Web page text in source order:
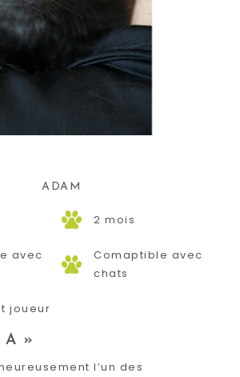
ADAM
2 mois
avec
Comaptible avec
chats
joueur
»
l’un des